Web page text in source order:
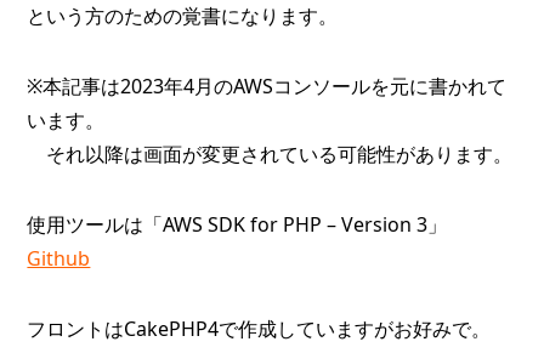
という方のための覚書になります。
※本記事は2023年4月のAWSコンソールを元に書かれて
います。
それ以降は画面が変更されている可能性があります。
使用ツールは「AWS SDK for PHP – Version 3」
Github
フロントはCakePHP4で作成していますがお好みで。